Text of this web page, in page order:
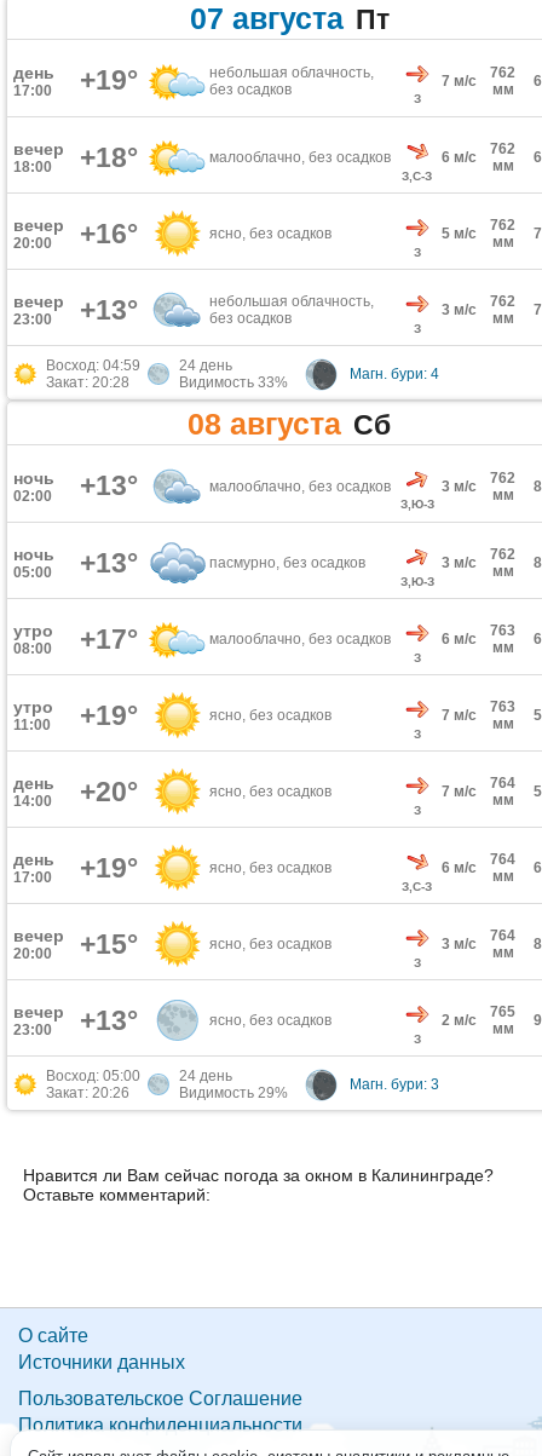
07 августа Пт
день
17:00 +19°
небольшая облачность,
без осадков
З
7 м/с
762
мм
вечер
18:00 +18° малооблачно, без осадков
З,С-З
6 м/с
762
мм
вечер
20:00 +16° ясно, без осадков
З
5 м/с
762
мм
вечер
23:00 +13°
небольшая облачность,
без осадков
З
3 м/с
762
мм
Восход: 04:59
Закат: 20:28
24 день
Видимость 33%
Магн. бури: 4
08 августа Сб
ночь
02:00 +13° малооблачно, без осадков
З,Ю-З
3 м/с
762
мм
ночь
05:00 +13° пасмурно, без осадков
З,Ю-З
3 м/с
762
мм
утро
08:00 +17° малооблачно, без осадков
З
6 м/с
763
мм
утро
11:00 +19° ясно, без осадков
З
7 м/с
763
мм
день
14:00 +20° ясно, без осадков
З
7 м/с
764
мм
день
17:00 +19° ясно, без осадков
З,С-З
6 м/с
764
мм
вечер
20:00 +15° ясно, без осадков
З
3 м/с
764
мм
вечер
23:00 +13° ясно, без осадков
З
2 м/с
765
мм
Восход: 05:00
Закат: 20:26
24 день
Видимость 29%
Магн. бури: 3
Нравится ли Вам сейчас погода за окном в Калининграде?
Оставьте комментарий:
О сайте
Источники данных
Пользовательское Соглашение
Политика конфиденциальности